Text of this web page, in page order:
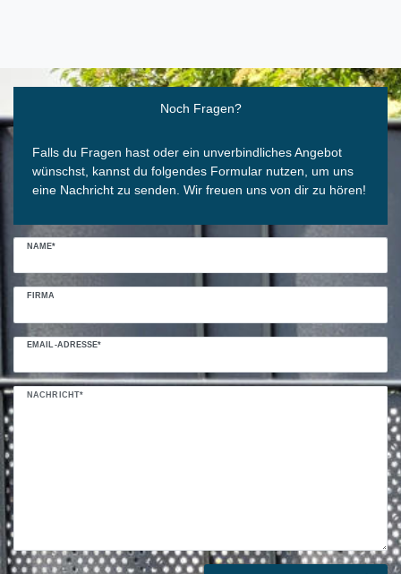
Noch Fragen?
Falls du Fragen hast oder ein unverbindliches Angebot
wünschst, kannst du folgendes Formular nutzen, um uns
eine Nachricht zu senden. Wir freuen uns von dir zu hören!
NAME*
FIRMA
EMAIL-ADRESSE*
NACHRICHT*
Ceres::Template.mailFormHoneypotLabel